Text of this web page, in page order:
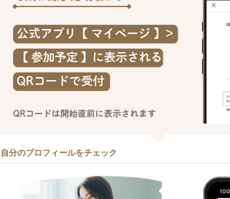
自分のプロフィールをチェック